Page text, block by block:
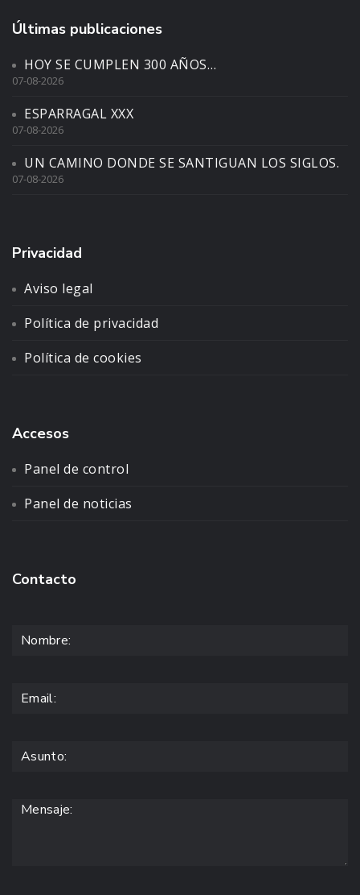
Últimas publicaciones
HOY SE CUMPLEN 300 AÑOS…
07-08-2026
ESPARRAGAL XXX
07-08-2026
UN CAMINO DONDE SE SANTIGUAN LOS SIGLOS.
07-08-2026
Privacidad
Aviso legal
Política de privacidad
Política de cookies
Accesos
Panel de control
Panel de noticias
Contacto